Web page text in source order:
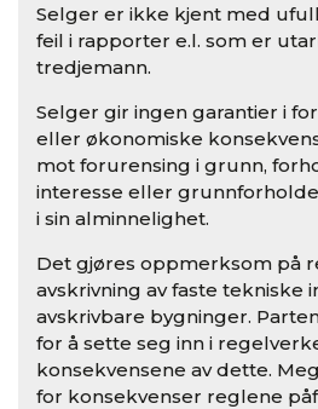
Selger er ikke kjent med
feil i rapporter e.l. som er
tredjemann.
Selger gir ingen garantier i
eller økonomiske
mot forurensing i grunn,
interesse eller
i sin alminnelighet.
Det gjøres oppmerksom på
avskrivning av faste tekniske
avskrivbare bygninger.
for å sette seg inn i
konsekvensene av dette.
for konsekvenser reglene